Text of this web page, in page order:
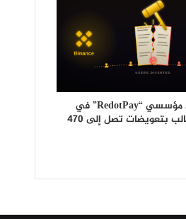
بينانس تقاضي مؤسسي “RedotPay” في
هونغ كونغ وتطالب بتعويضات تصل إلى 470